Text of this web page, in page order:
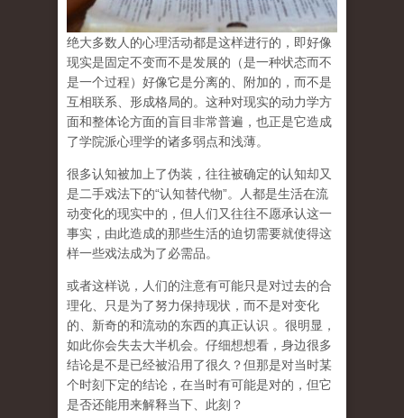
绝大多数人的心理活动都是这样进行的，即好像
现实是固定不变而不是发展的（是一种状态而不
是一个过程）好像它是分离的、附加的，而不是
互相联系、形成格局的。这种对现实的动力学方
面和整体论方面的盲目非常普遍，也正是它造成
了学院派心理学的诸多弱点和浅薄。
很多认知被加上了伪装，往往被确定的认知却又
是二手戏法下的“认知替代物”。人都是生活在流
动变化的现实中的，但人们又往往不愿承认这一
事实，由此造成的那些生活的迫切需要就使得这
样一些戏法成为了必需品。
或者这样说，人们的注意有可能只是对过去的合
理化、只是为了努力保持现状，而不是对变化
的、新奇的和流动的东西的真正认识 。很明显，
如此你会失去大半机会。仔细想想看，身边很多
结论是不是已经被沿用了很久？但那是对当时某
个时刻下定的结论，在当时有可能是对的，但它
是否还能用来解释当下、此刻？